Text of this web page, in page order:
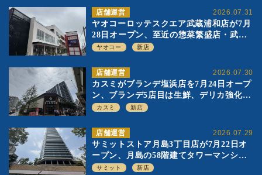
2026.07.31
店舗運営
ヤオコーロッテスクエア武蔵浦和店が7月
28日オープン、至近の惣菜繁盛店・武蔵
浦和店とは生鮮強化、ですみ分け
ヤオコー 新店
2026.07.30
店舗運営
カスミがブランデ塩浜店を7月24日オープ
ン、ブランデ5店目は生鮮、デリカ強化の
一方で通常店の要素も取り入れ
カスミ 新店
2026.07.29
店舗運営
サミットストア月島3丁目店が7月22日オ
ープン、月島の58階建てタワーマンショ
ン1階に生鮮強化の小商圏型店を出店
サミット 新店